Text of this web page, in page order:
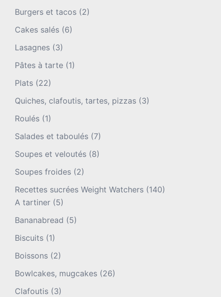
Burgers et tacos (2)
Cakes salés (6)
Lasagnes (3)
Pâtes à tarte (1)
Plats (22)
Quiches, clafoutis, tartes, pizzas (3)
Roulés (1)
Salades et taboulés (7)
Soupes et veloutés (8)
Soupes froides (2)
Recettes sucrées Weight Watchers (140)
A tartiner (5)
Bananabread (5)
Biscuits (1)
Boissons (2)
Bowlcakes, mugcakes (26)
Clafoutis (3)